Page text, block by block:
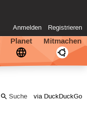
Anmelden Registrieren
Planet Mitmachen
via DuckDuckGo